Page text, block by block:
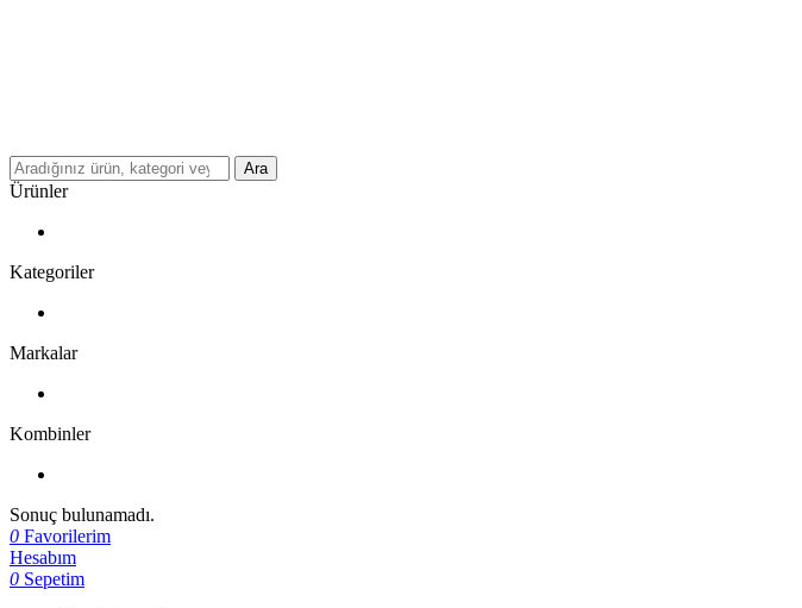
Ara
Ürünler
Kategoriler
Markalar
Kombinler
Sonuç bulunamadı.
0 Favorilerim
Hesabım
0 Sepetim